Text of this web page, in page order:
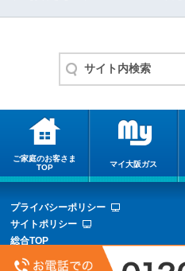
ご家庭のお客さま
TOP
マイ大阪ガス
プライバシーポリシー
サイトポリシー
総合TOP
サイトマップ